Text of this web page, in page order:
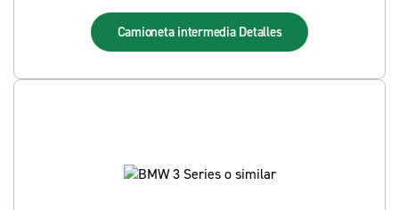
Camioneta intermedia Detalles